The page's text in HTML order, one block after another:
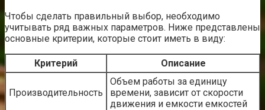
Чтобы сделать правильный выбор, необходимо
учитывать ряд важных параметров. Ниже представлены
основные критерии, которые стоит иметь в виду:
Критерий Описание
Производительность
Объем работы за единицу
времени, зависит от скорости
движения и емкости емкостей